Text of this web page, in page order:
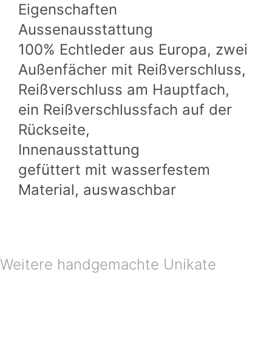
Eigenschaften
Aussenausstattung
100% Echtleder aus Europa, zwei
Außenfächer mit Reißverschluss,
Reißverschluss am Hauptfach,
ein Reißverschlussfach auf der
Rückseite,
Innenausstattung
gefüttert mit wasserfestem
Material, auswaschbar
Weitere handgemachte Unikate